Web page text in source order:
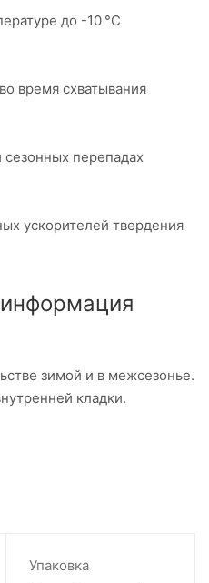
до -10 °C
время схватывания
перепадах
ускорителей твердения
зимой и в межсезонье.
кладки.
Упаковка